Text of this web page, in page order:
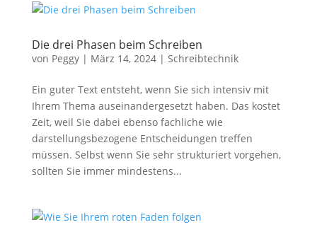
Die drei Phasen beim Schreiben
von Peggy| März 14, 2024| Schreibtechnik
Ein guter Text entsteht, wenn Sie sich intensiv mit
Ihrem Thema auseinandergesetzt haben. Das kostet
Zeit, weil Sie dabei ebenso fachliche wie
darstellungsbezogene Entscheidungen treffen
müssen. Selbst wenn Sie sehr strukturiert vorgehen,
sollten Sie immer mindestens...
notwendig
Diese
optional, sie
werden